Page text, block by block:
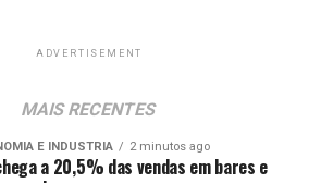
ADVERTISEMENT
MAIS RECENTES
E INDUSTRIA 2 minutos ago
a 20,5% das vendas em bares e